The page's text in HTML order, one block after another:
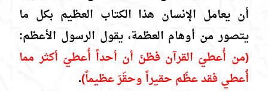
أن يعامل الإنسان هذا الكتاب العظيم بكل ما
يتصور من أوهام العظمة، يقول الرسول الأعظم:
(من أُعطيَ القرآن فظنَ أن أحداً أُعطيَ أكثر مما
أُعطي فقد عظّم حقيراً وحقّرَ عظيماً).